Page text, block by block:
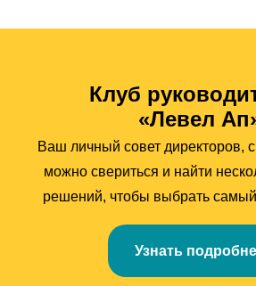
Клуб
«Левел
Ваш личный совет директоров,
можно свериться и найти
решений, чтобы выбрать
Узнать